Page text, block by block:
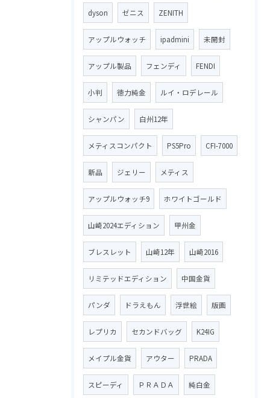
dyson ゼニス ZENITH
アップルウォッチ ipadmini 未開封
アップル製品 フェンディ FENDI
小判 徳力純金 ルイ・ロデレール
シャンパン 白州12年
メティスコンパクト PS5Pro CFI-7000
新品 ジェリー メティス
アップルウォッチ9 ホワイトゴールド
山崎2024エディション 甲州金
ブレスレット 山崎12年 山崎2016
リミテッドエディション 中国金貨
パンダ ドラえもん 浮世絵 版画
レプリカ セカンドバッグ K24IG
メイプル金貨 アウター PRADA
スピーディ ＰＲＡＤＡ 純白金